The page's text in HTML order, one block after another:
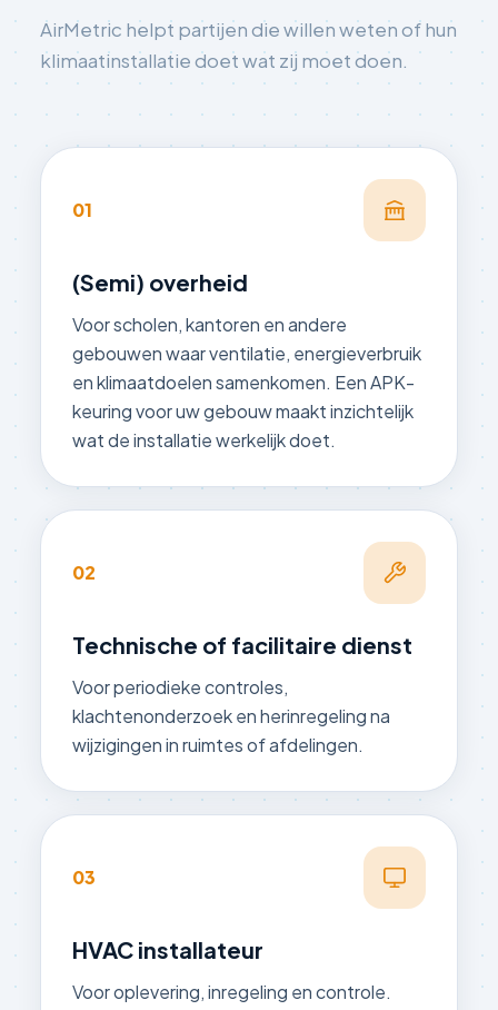
AirMetric helpt partijen die willen weten of hun
klimaatinstallatie doet wat zij moet doen.
01
(Semi) overheid
Voor scholen, kantoren en andere
gebouwen waar ventilatie, energieverbruik
en klimaatdoelen samenkomen. Een APK-
keuring voor uw gebouw maakt inzichtelijk
wat de installatie werkelijk doet.
02
Technische of facilitaire dienst
Voor periodieke controles,
klachtenonderzoek en herinregeling na
wijzigingen in ruimtes of afdelingen.
03
HVAC installateur
Voor oplevering, inregeling en controle.